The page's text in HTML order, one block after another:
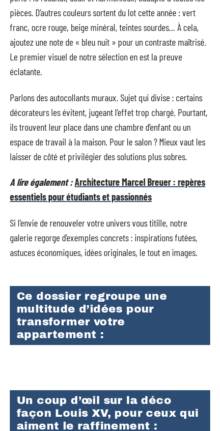
pièces. D’autres couleurs sortent du lot cette année : vert
franc, ocre rouge, beige minéral, teintes sourdes… À cela,
ajoutez une note de « bleu nuit » pour un contraste maîtrisé.
Le premier visuel de notre sélection en est la preuve
éclatante.
Parlons des autocollants muraux. Sujet qui divise : certains
décorateurs les évitent, jugeant l’effet trop chargé. Pourtant,
ils trouvent leur place dans une chambre d’enfant ou un
espace de travail à la maison. Pour le salon ? Mieux vaut les
laisser de côté et privilégier des solutions plus sobres.
A lire également :Architecture Marcel Breuer : repères
essentiels pour étudiants et passionnés
Si l’envie de renouveler votre univers vous titille, notre
galerie regorge d’exemples concrets : inspirations futées,
astuces économiques, idées originales, le tout en images.
Ce dossier regroupe une
multitude d’idées pour
transformer votre
appartement :
Un coup d’œil sur la déco
façon Louis XV, pour ceux qui
aiment le raffinement :